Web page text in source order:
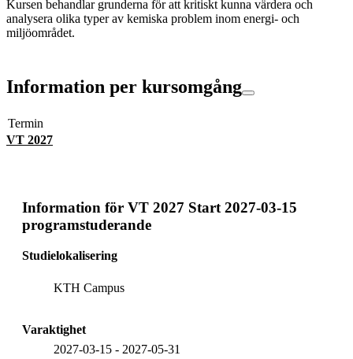
Kursen behandlar grunderna för att kritiskt kunna värdera och
analysera olika typer av kemiska problem inom energi- och
miljöområdet.
Information per kursomgång
Termin
VT 2027
Information för VT 2027 Start 2027-03-15
programstuderande
Studielokalisering
KTH Campus
Varaktighet
2027-03-15 - 2027-05-31